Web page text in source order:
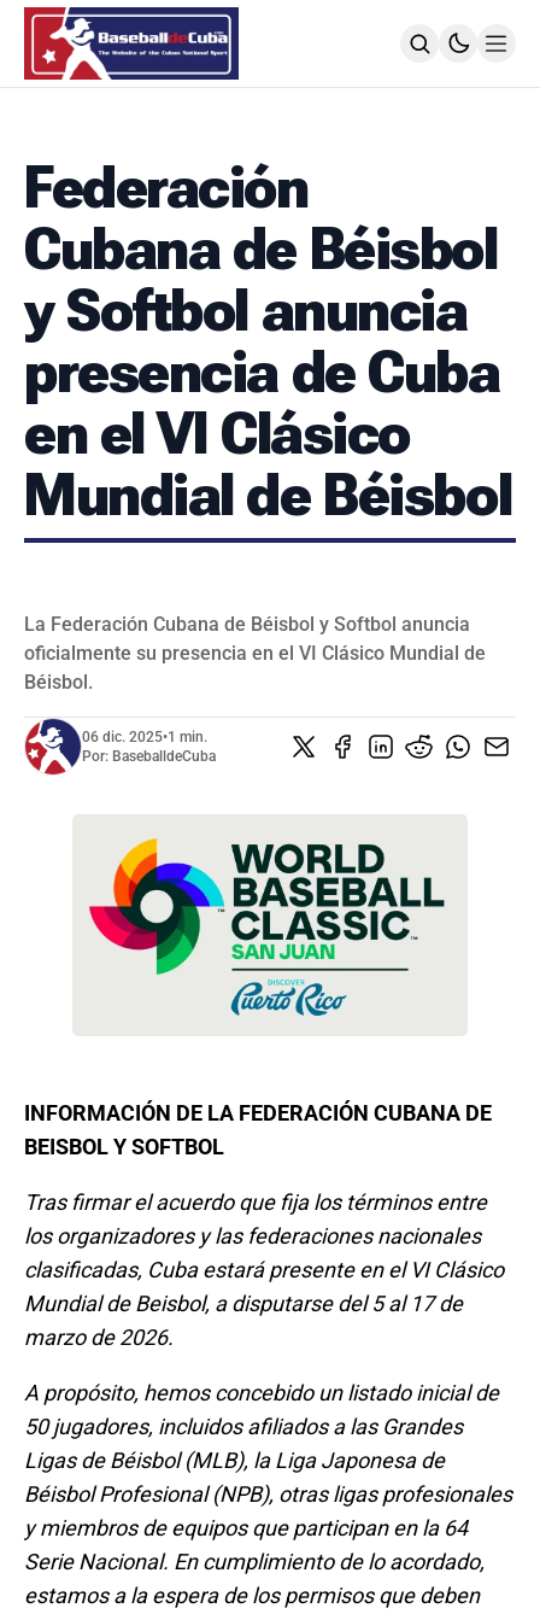
MLB
TODOS LOS JUEGOS
SIGUIENDO A LOS CUBANOS
LIGA ÉLITE
CALENDARIO
POSICIONES
POSTEMPORADA
POSICIONES
SUBVALORADOS DEL BÉISBOL CUBANO
CLÁSICO MUNDIAL DE BÉISBOL 2026
BÉISBOL INTERNACIONAL
VIDEOS
Federación
Cubana de Béisbol
y Softbol anuncia
presencia de Cuba
en el VI Clásico
Mundial de Béisbol
La Federación Cubana de Béisbol y Softbol anuncia
oficialmente su presencia en el VI Clásico Mundial de
Béisbol.
06 dic. 2025•1 min.
Por: BaseballdeCuba
INFORMACIÓN DE LA FEDERACIÓN CUBANA DE
BEISBOL Y SOFTBOL
Tras firmar el acuerdo que fija los términos entre
los organizadores y las federaciones nacionales
clasificadas, Cuba estará presente en el VI Clásico
Mundial de Beisbol, a disputarse del 5 al 17 de
marzo de 2026.
A propósito, hemos concebido un listado inicial de
50 jugadores, incluidos afiliados a las Grandes
Ligas de Béisbol (MLB), la Liga Japonesa de
Béisbol Profesional (NPB), otras ligas profesionales
y miembros de equipos que participan en la 64
Serie Nacional. En cumplimiento de lo acordado,
estamos a la espera de los permisos que deben